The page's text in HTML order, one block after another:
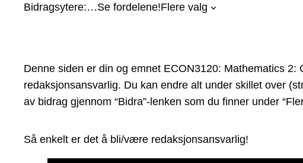
Bidragsytere:…Se fordelene!Flere valg
Denne siden er din og emnet ECON3120: Mathematics 2:
redaksjonsansvarlig. Du kan endre alt under skillet over
av bidrag gjennom “Bidra”-lenken som du finner under
Så enkelt er det å bli/være redaksjonsansvarlig!